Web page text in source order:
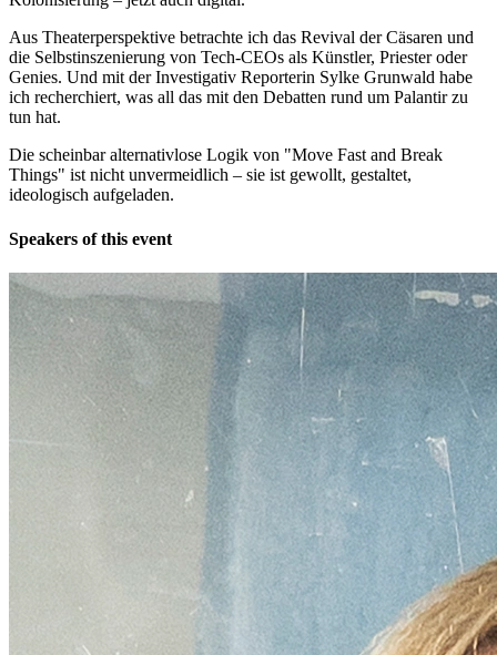
Aus Theaterperspektive betrachte ich das Revival der Cäsaren und
die Selbstinszenierung von Tech-CEOs als Künstler, Priester oder
Genies. Und mit der Investigativ Reporterin Sylke Grunwald habe
ich recherchiert, was all das mit den Debatten rund um Palantir zu
tun hat.
Die scheinbar alternativlose Logik von "Move Fast and Break
Things" ist nicht unvermeidlich – sie ist gewollt, gestaltet,
ideologisch aufgeladen.
Speakers of this event